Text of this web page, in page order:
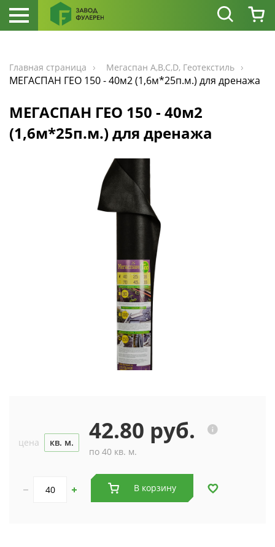
Главная страница Мегаспан А,В,С,D, Геотекстиль
МЕГАСПАН ГЕО 150 - 40м2 (1,6м*25п.м.) для дренажа
МЕГАСПАН ГЕО 150 - 40м2
(1,6м*25п.м.) для дренажа
цена кв. м. 42.80 руб.
по 40 кв. м.
В корзину